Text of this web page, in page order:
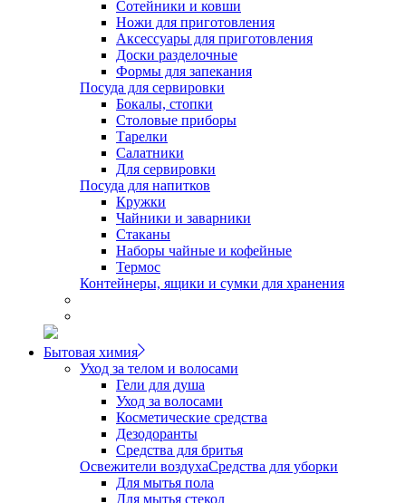
Сотейники и ковши
Ножи для приготовления
Аксессуары для приготовления
Доски разделочные
Формы для запекания
Посуда для сервировки
Бокалы, стопки
Столовые приборы
Тарелки
Салатники
Для сервировки
Посуда для напитков
Кружки
Чайники и заварники
Стаканы
Наборы чайные и кофейные
Термос
Контейнеры, ящики и сумки для хранения
Бытовая химия
Уход за телом и волосами
Гели для душа
Уход за волосами
Косметические средства
Дезодоранты
Средства для бритья
Освежители воздухаСредства для уборки
Для мытья пола
Для мытья стекол